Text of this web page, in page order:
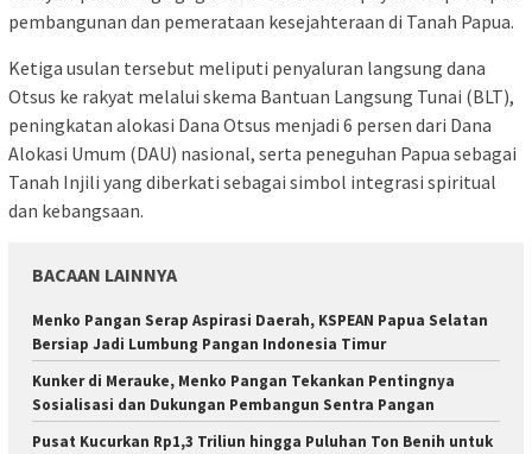
pembangunan dan pemerataan kesejahteraan di Tanah Papua.
Ketiga usulan tersebut meliputi penyaluran langsung dana
Otsus ke rakyat melalui skema Bantuan Langsung Tunai (BLT),
peningkatan alokasi Dana Otsus menjadi 6 persen dari Dana
Alokasi Umum (DAU) nasional, serta peneguhan Papua sebagai
Tanah Injili yang diberkati sebagai simbol integrasi spiritual
dan kebangsaan.
BACAAN LAINNYA
Menko Pangan Serap Aspirasi Daerah, KSPEAN Papua Selatan
Bersiap Jadi Lumbung Pangan Indonesia Timur
Kunker di Merauke, Menko Pangan Tekankan Pentingnya
Sosialisasi dan Dukungan Pembangun Sentra Pangan
Pusat Kucurkan Rp1,3 Triliun hingga Puluhan Ton Benih untuk